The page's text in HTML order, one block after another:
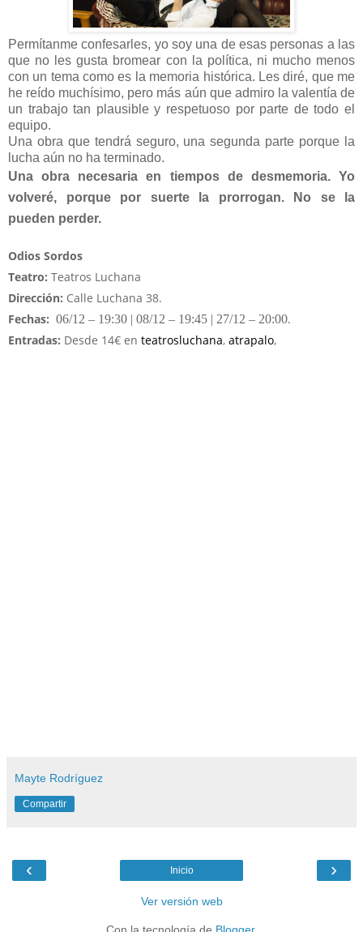
Permítanme confesarles, yo soy una de esas personas a las
que no les gusta bromear con la política, ni mucho menos
con un tema como es la memoria histórica. Les diré, que me
he reído muchísimo, pero más aún que admiro la valentía de
un trabajo tan plausible y respetuoso por parte de todo el
equipo.
Una obra que tendrá seguro, una segunda parte porque la
lucha aún no ha terminado.
Una obra necesaria en tiempos de desmemoria. Yo
volveré, porque por suerte la prorrogan. No se la
pueden perder.
Odios Sordos
Teatro: Teatros Luchana
Dirección: Calle Luchana 38.
Fechas: 06/1 2 – 19:30 | 08/12 – 19:45 | 27/12 – 20:00.
Entradas: Desde 14€ en teatrosluchana, atrapalo,
Mayte Rodríguez
Compartir
‹ ›
Inicio
Ver versión web